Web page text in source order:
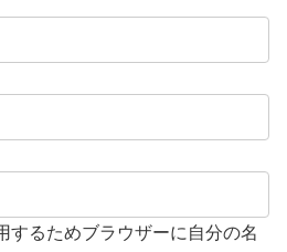
するためブラウザーに自分の名